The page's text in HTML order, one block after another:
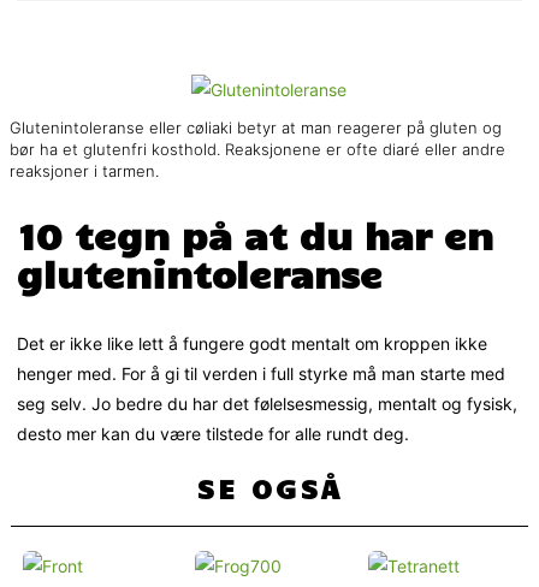
Glutenintoleranse eller cøliaki betyr at man reagerer på gluten og
bør ha et glutenfri kosthold. Reaksjonene er ofte diaré eller andre
reaksjoner i tarmen.
10 tegn på at du har en
glutenintoleranse
Det er ikke like lett å fungere godt mentalt om kroppen ikke
henger med. For å gi til verden i full styrke må man starte med
seg selv. Jo bedre du har det følelsesmessig, mentalt og fysisk,
desto mer kan du være tilstede for alle rundt deg.
SE OGSÅ